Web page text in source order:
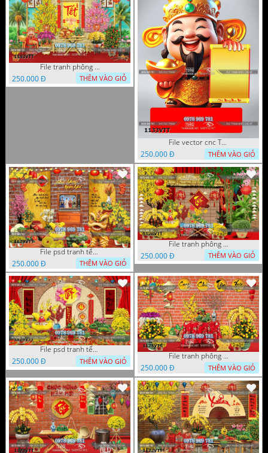
File tranh phông nền background tết chụp hình chụp ảnh tết thần tài mai đào xuân 1143VTT
250.000 Đ
THÊM VÀO GIỎ
File vector cnc Tết thần tài lịch tài lộc cầm vàng tết 1133VTT
250.000 Đ
THÊM VÀO GIỎ
File psd tranh tết năm mới background phông nền tết mai đào bánh tét 1129VTT
250.000 Đ
THÊM VÀO GIỎ
File tranh phông nền background décor tết 1128VTT
250.000 Đ
THÊM VÀO GIỎ
File psd tranh tết năm mới phông nền chụp hình tết décor 1126VTT
250.000 Đ
THÊM VÀO GIỎ
File tranh phông chụp hình tết file background tranh tết 1125VTT
250.000 Đ
THÊM VÀO GIỎ